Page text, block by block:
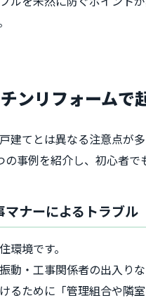
ンリフォームで
建てとは異なる注意点が
事例を紹介し、初心者で
ナーによるトラブル
環境です。
動・工事関係者の出入り
るために「管理組合や隣